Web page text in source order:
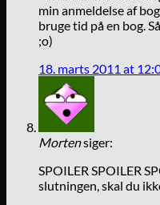
min anmeldelse af
bruge tid på en bog.
;o)
18. marts 2011 at
Mortensiger:
SPOILER SPOILER
slutningen, skal du